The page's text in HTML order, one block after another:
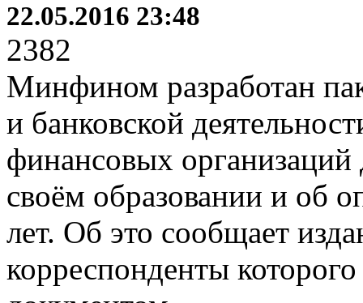
22.05.2016 23:48
2382
Минфином разработан
и банковской
финансовых
своём образовании и об
лет. Об это сообщает
корреспонденты